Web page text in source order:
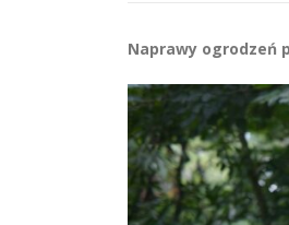
Naprawy ogrodzeń